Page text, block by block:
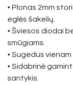
• Plonas 2mm
eglės šakelių.
• Šviesos diodai
smūgiams.
• Sugedus
• Sidabrinė
santykis.